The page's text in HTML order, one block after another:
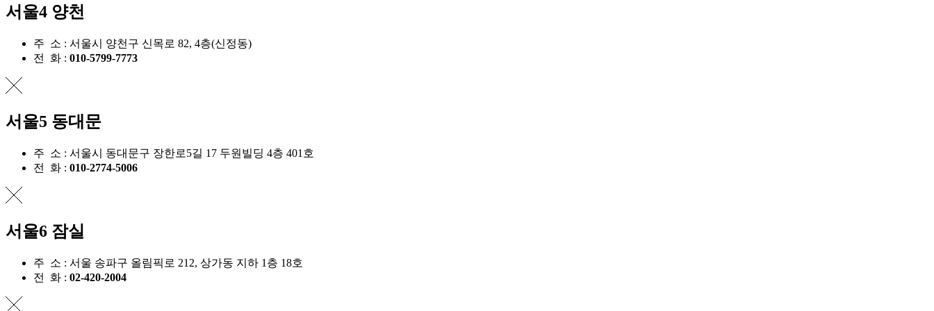
서울4 양천
주 소 : 서울시 양천구 신목로 82, 4층(신정동)
전 화 : 010-5799-7773
서울5 동대문
주 소 : 서울시 동대문구 장한로5길 17 두원빌딩 4층 401호
전 화 : 010-2774-5006
서울6 잠실
주 소 : 서울 송파구 올림픽로 212, 상가동 지하 1층 18호
전 화 : 02-420-2004